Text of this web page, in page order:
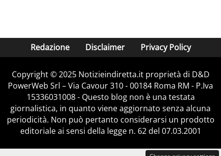
Redazione Disclaimer Privacy Policy
Copyright © 2025 Notizieindiretta.it proprietà di D&D
PowerWeb Srl – Via Cavour 310 - 00184 Roma RM - P.Iva
15336031008 - Questo blog non è una testata
giornalistica, in quanto viene aggiornato senza alcuna
periodicità. Non può pertanto considerarsi un prodotto
editoriale ai sensi della legge n. 62 del 07.03.2001